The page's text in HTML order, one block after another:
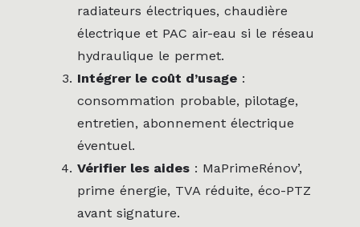
radiateurs électriques, chaudière
électrique et PAC air-eau si le réseau
hydraulique le permet.
Intégrer le coût d’usage :
consommation probable, pilotage,
entretien, abonnement électrique
éventuel.
Vérifier les aides : MaPrimeRénov’,
prime énergie, TVA réduite, éco-PTZ
avant signature.